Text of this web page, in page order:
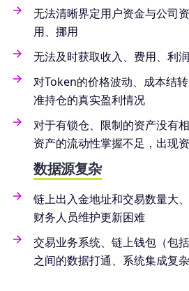
无法清晰界定用户资金与公司
用、挪用
无法及时获取收入、费用、利
对Token的价格波动、成本结
准持仓的真实盈利情况
对于有锁仓、限制的资产没有
资产的流动性掌握不足，出现
数据源复杂
链上出入金地址和交易数量大
财务人员维护更新困难
交易业务系统、链上钱包（包
之间的数据打通、系统集成复杂